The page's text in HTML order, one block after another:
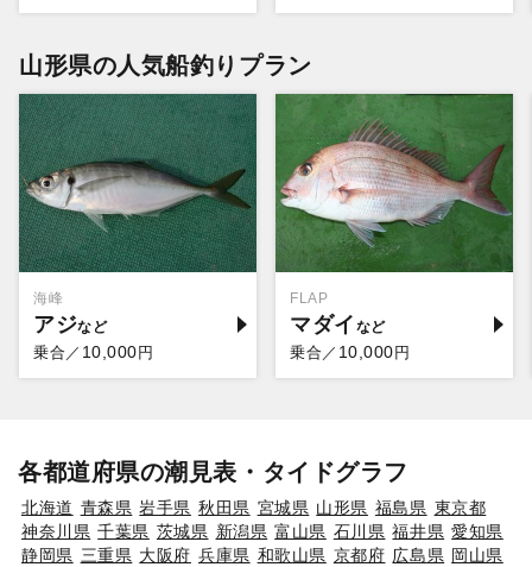
山形県の人気船釣りプラン
海峰
アジ
乗合／ 10,000円
FLAP
マダイ
乗合／ 10,000円
各都道府県の潮見表・タイドグラフ
北海道 青森県 岩手県 秋田県 宮城県 山形県 福島県 東京都
神奈川県 千葉県 茨城県 新潟県 富山県 石川県 福井県 愛知県
静岡県 三重県 大阪府 兵庫県 和歌山県 京都府 広島県 岡山県